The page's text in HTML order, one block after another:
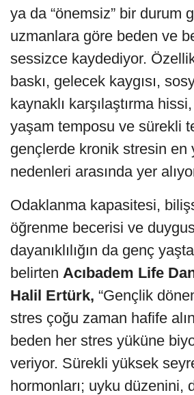
ya da “önemsiz” bir durum
uzmanlara göre beden ve
sessizce kaydediyor.
baskı, gelecek kaygısı,
kaynaklı karşılaştırma
yaşam temposu ve sürekli
gençlerde kronik stresin en
nedenleri arasında yer
Odaklanma kapasitesi,
öğrenme becerisi ve
dayanıklılığın da genç
belirten Acıbadem Life
Halil Ertürk, “Gençlik
stres çoğu zaman hafife
beden her stres yüküne
veriyor. Sürekli yüksek
hormonları; uyku düzenini,